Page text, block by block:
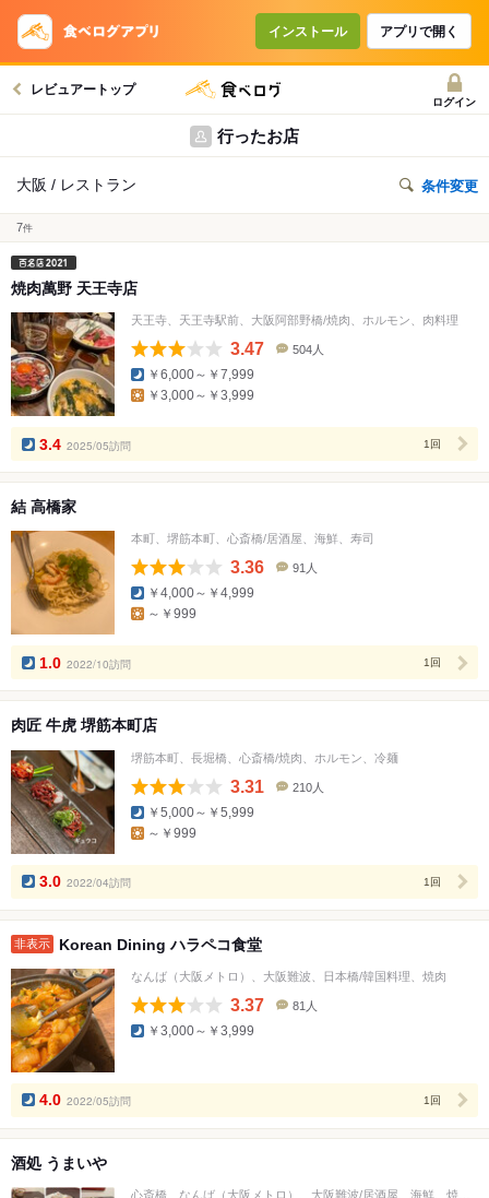
インストール アプリで開く
レビュアートップ
ログイン
行ったお店
大阪 / レストラン 条件変更
7件
焼肉萬野 天王寺店
天王寺、天王寺駅前、大阪阿部野橋/焼肉、ホルモン、肉料理
3.47
数
504人
￥6,000～￥7,999
￥3,000～￥3,999
3.4 2025/05訪問 1回
結 高橋家
本町、堺筋本町、心斎橋/居酒屋、海鮮、寿司
3.36
数
91人
￥4,000～￥4,999
～￥999
1.0 2022/10訪問 1回
肉匠 牛虎 堺筋本町店
堺筋本町、長堀橋、心斎橋/焼肉、ホルモン、冷麺
3.31
数
210人
￥5,000～￥5,999
～￥999
3.0 2022/04訪問 1回
非表示 Korean Dining ハラペコ食堂
なんば（大阪メトロ）、大阪難波、日本橋/韓国料理、焼肉
3.37
数
81人
￥3,000～￥3,999
4.0 2022/05訪問 1回
酒処 うまいや